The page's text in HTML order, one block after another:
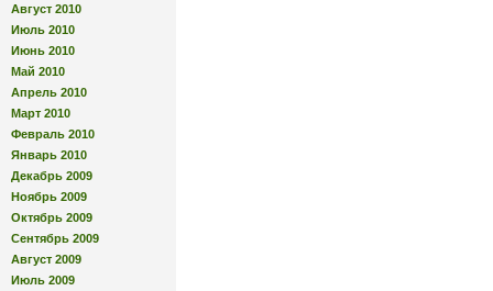
Август 2010
Июль 2010
Июнь 2010
Май 2010
Апрель 2010
Март 2010
Февраль 2010
Январь 2010
Декабрь 2009
Ноябрь 2009
Октябрь 2009
Сентябрь 2009
Август 2009
Июль 2009